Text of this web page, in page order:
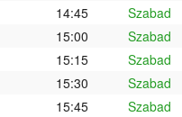
14:45
Szabad
15:00
Szabad
15:15
Szabad
15:30
Szabad
15:45
Szabad